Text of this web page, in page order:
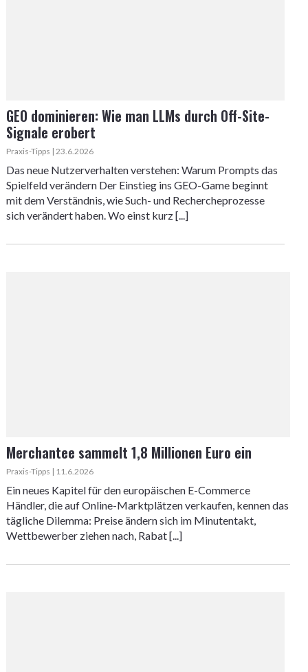
GEO dominieren: Wie man LLMs durch Off-Site-
Signale erobert
Praxis-Tipps | 23.6.2026
Das neue Nutzerverhalten verstehen: Warum Prompts das
Spielfeld verändern Der Einstieg ins GEO-Game beginnt
mit dem Verständnis, wie Such- und Rechercheprozesse
sich verändert haben. Wo einst kurz [...]
Merchantee sammelt 1,8 Millionen Euro ein
Praxis-Tipps | 11.6.2026
Ein neues Kapitel für den europäischen E-Commerce
Händler, die auf Online-Marktplätzen verkaufen, kennen das
tägliche Dilemma: Preise ändern sich im Minutentakt,
Wettbewerber ziehen nach, Rabat [...]